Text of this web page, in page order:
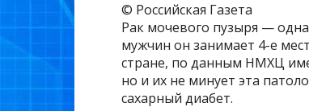
© Российская Газета
Рак мочевого пузыря —
мужчин он занимает 4-е
стране, по данным НМХЦ
но и их не минует эта
сахарный диабет.